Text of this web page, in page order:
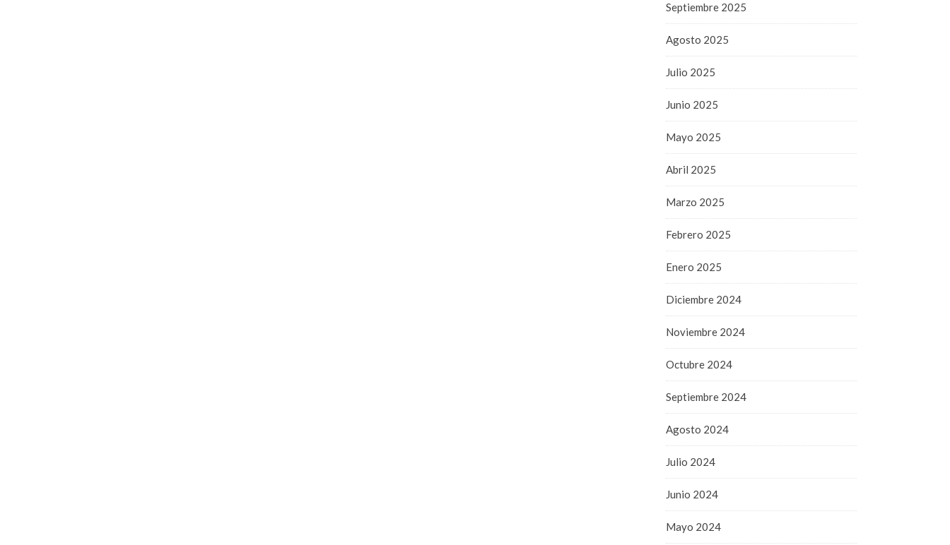
Septiembre 2025
Agosto 2025
Julio 2025
Junio 2025
Mayo 2025
Abril 2025
Marzo 2025
Febrero 2025
Enero 2025
Diciembre 2024
Noviembre 2024
Octubre 2024
Septiembre 2024
Agosto 2024
Julio 2024
Junio 2024
Mayo 2024